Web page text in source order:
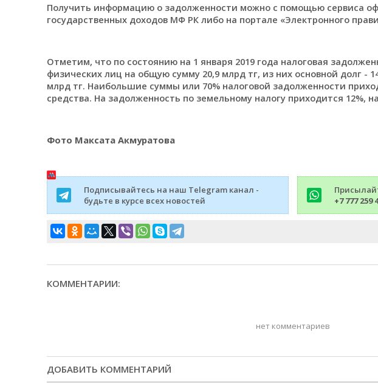
Получить информацию о задолженности можно с помощью сервиса
государственных доходов МФ РК либо на портале «Электронного
Отметим, что по состоянию на 1 января 2019 года налоговая
физических лиц на общую сумму 20,9 млрд тг, из них основной долг -
млрд тг. Наибольшие суммы или 70% налоговой задолженности
средства. На задолженность по земельному налогу приходится 12%,
Фото Максата Акмуратова
Подписывайтесь на наш Telegram канал -
будьте в курсе всех новостей
+7 777 259
КОММЕНТАРИИ:
нет комментариев
ДОБАВИТЬ КОММЕНТАРИЙ